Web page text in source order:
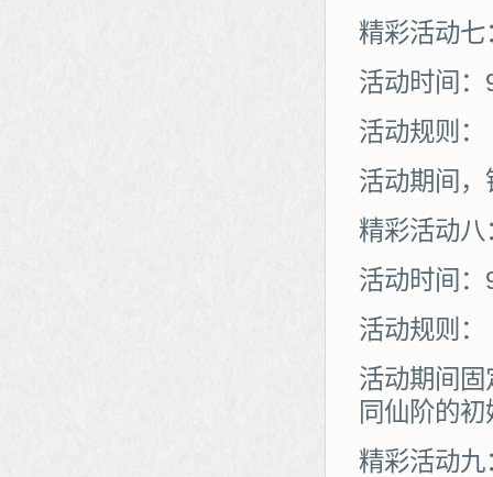
精彩活动
活动时间
活动规则：
活动期间
精彩活动
活动时间
活动规则：
活动期间
同仙阶的
精彩活动